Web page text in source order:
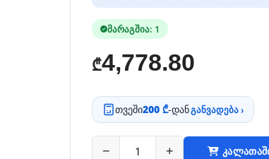
მარაგშია: 1
₾4,778.80
თვეში200 ₾-დანგანვადება ›
− +